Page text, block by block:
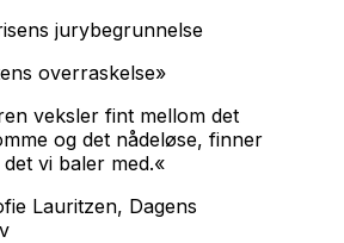
jurybegrunnelse
overraskelse»
veksler fint mellom det
og det nådeløse, finner
vi baler med.«
Lauritzen, Dagens